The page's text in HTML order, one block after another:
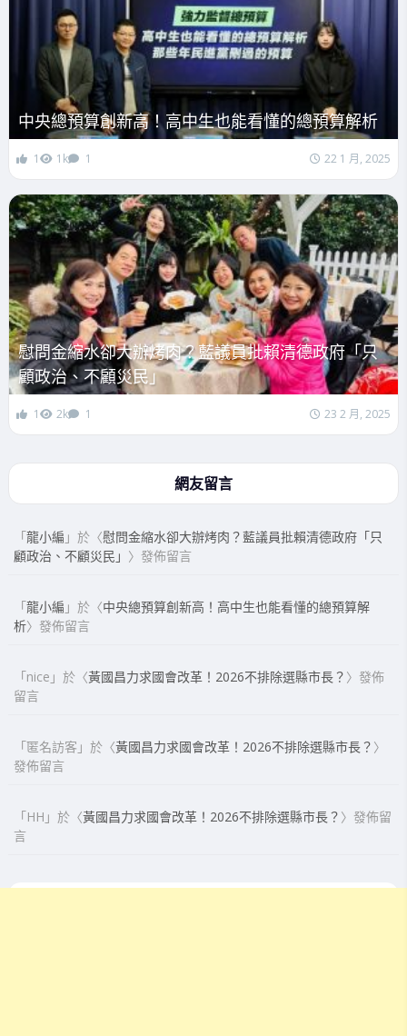
中央總預算創新高！高中生也能看懂的總預算解析
1 1k 1 22 1 月, 2025
慰問金縮水卻大辦烤肉？藍議員批賴清德政府「只
顧政治、不顧災民」
1 2k 1 23 2 月, 2025
網友留言
「龍小編 」於〈慰問金縮水卻大辦烤肉？藍議員批賴清德政府「只
顧政治、不顧災民」 〉發佈留言
「龍小編 」於〈中央總預算創新高！高中生也能看懂的總預算解
析〉發佈留言
「nice 」於〈黃國昌力求國會改革！2026不排除選縣市長？ 〉發佈
留言
「匿名訪客 」於〈黃國昌力求國會改革！2026不排除選縣市長？ 〉
發佈留言
「HH 」於〈黃國昌力求國會改革！2026不排除選縣市長？ 〉發佈留
言